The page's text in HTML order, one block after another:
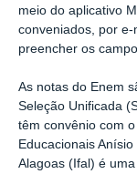
meio do aplicativo
conveniados, por
preencher os
As notas do Enem
Seleção Unificada
têm convênio com
Educacionais
Alagoas (Ifal) é